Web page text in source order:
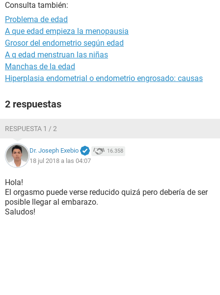
Consulta también:
Problema de edad
A que edad empieza la menopausia
Grosor del endometrio según edad
A q edad menstruan las niñas
Manchas de la edad
Hiperplasia endometrial o endometrio engrosado: causas
2 respuestas
RESPUESTA 1 / 2
Dr. Joseph Exebio 16.358
18 jul 2018 a las 04:07
Hola!
El orgasmo puede verse reducido quizá pero debería de ser
posible llegar al embarazo.
Saludos!